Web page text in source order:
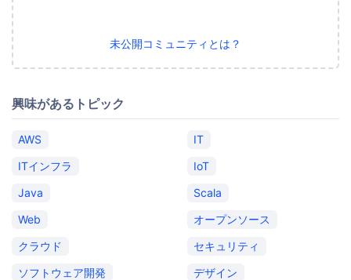
未公開コミュニティとは？
興味があるトピック
AWS
IT
ITインフラ
IoT
Java
Scala
Web
オープンソース
クラウド
セキュリティ
ソフトウェア開発
デザイン